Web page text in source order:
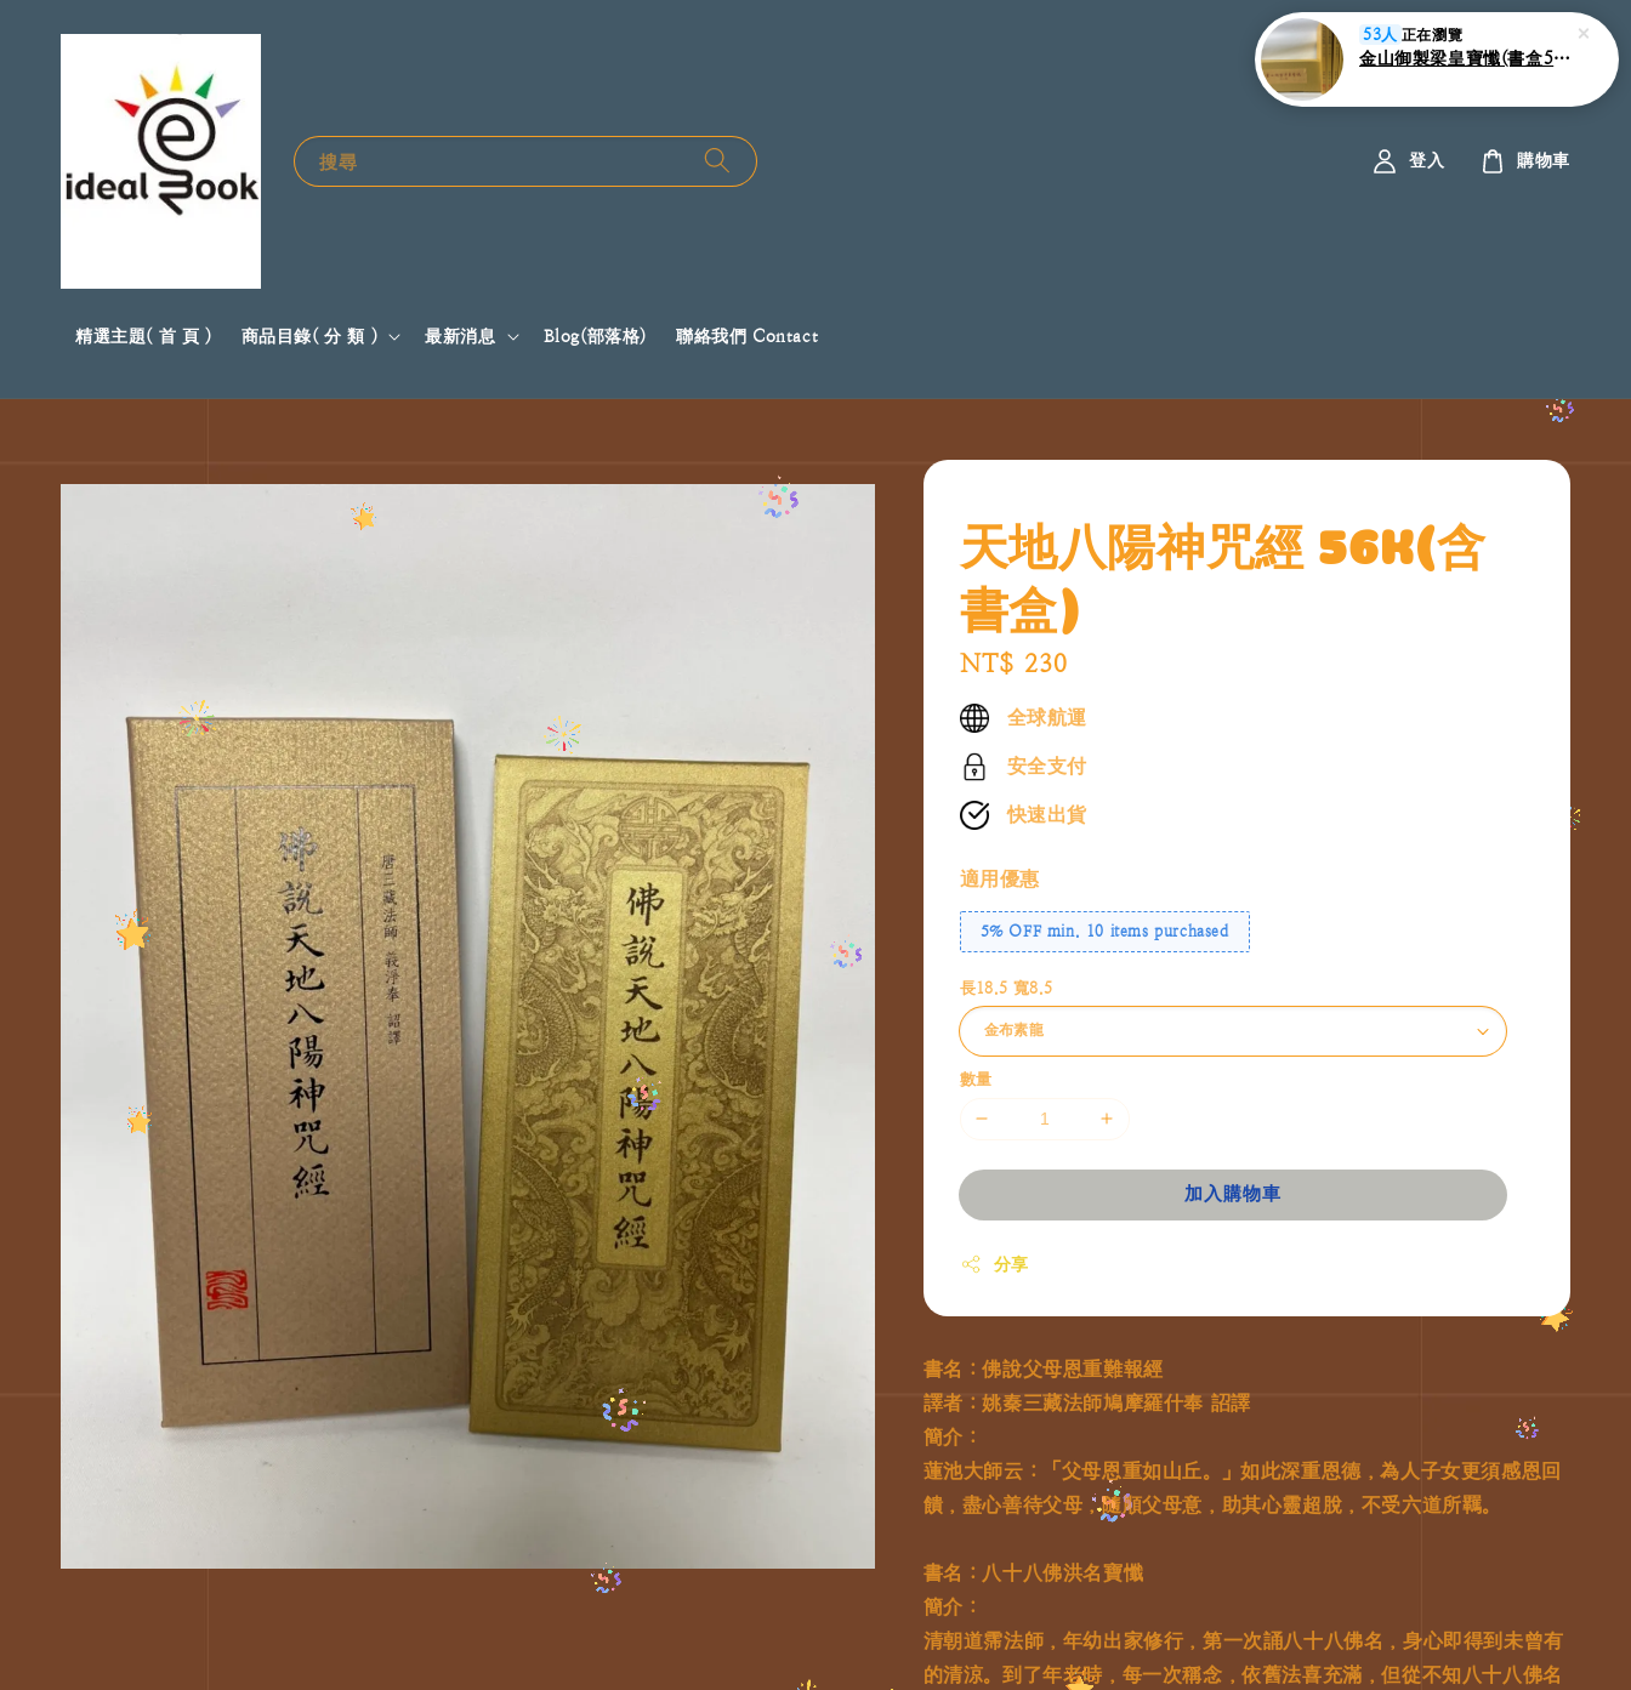
搜尋
精選主題( 首 頁 ) 商品目錄( 分 類 ) 最新消息 Blog(部落格) 聯絡我們 Contact
登入 購物車
天地八陽神咒經 56K(含
書盒)
Regular
price
NT$ 230
全球航運
安全支付
快速出貨
適用優惠
5% OFF min. 10 items purchased
長18.5 寬8.5
數量
加入購物車
分享
書名：佛說父母恩重難報經
譯者：姚秦三藏法師鳩摩羅什奉 詔譯
簡介：
蓮池大師云：「父母恩重如山丘。」如此深重恩德，為人子女更須感恩回
饋，盡心善待父母，隨順父母意，助其心靈超脫，不受六道所羈。
書名：八十八佛洪名寶懺
簡介：
清朝道霈法師，年幼出家修行，第一次誦八十八佛名，身心即得到未曾有
的清涼。到了年老時，每一次稱念，依舊法喜充滿，但從不知八十八佛名